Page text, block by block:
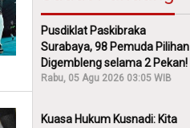
Pusdiklat Paskibraka
Surabaya, 98 Pemuda Pilihan
Digembleng selama 2 Pekan!
Rabu, 05 Agu 2026 03:05 WIB
Kuasa Hukum Kusnadi: Kita